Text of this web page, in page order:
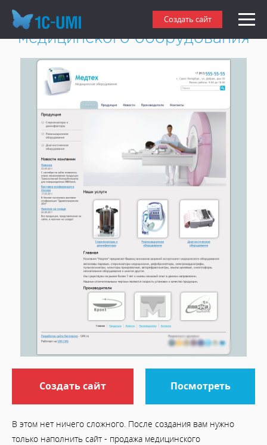
Создать сайт
Создать сайт - продажа
медицинского оборудования
Создать сайт Посмотреть
В этом нет ничего сложного. После создания вам нужно
только наполнить сайт - продажа медицинского